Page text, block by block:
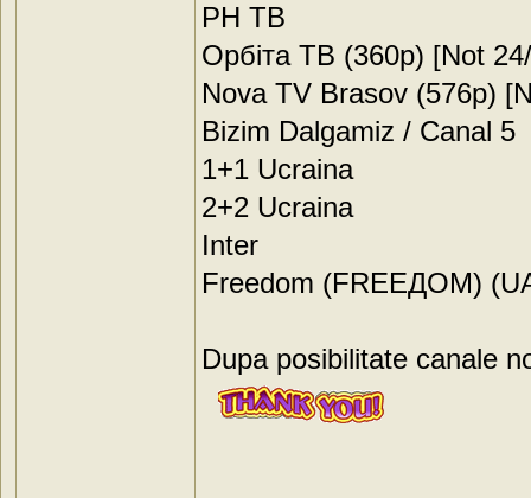
РН ТВ
Орбіта ТВ (360p) [Not
Nova TV Brasov (576p)
Bizim Dalgamiz / Canal 5
1+1 Ucraina
2+2 Ucraina
Inter
Freedom (FREEДOM)
Dupa posibilitate canale